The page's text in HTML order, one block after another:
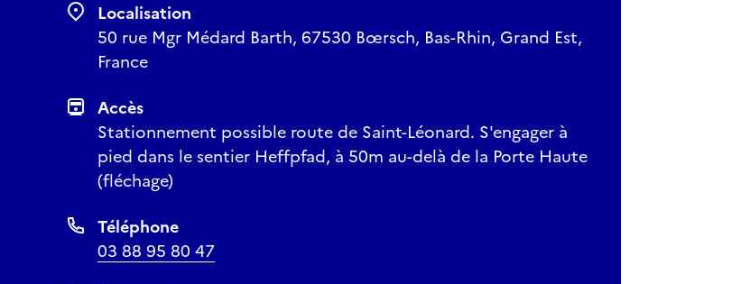
Localisation
50 rue Mgr Médard Barth, 67530 Bœrsch, Bas-Rhin, Grand Est,
France
Accès
Stationnement possible route de Saint-Léonard. S'engager à
pied dans le sentier Heffpfad, à 50m au-delà de la Porte Haute
(fléchage)
Téléphone
03 88 95 80 47